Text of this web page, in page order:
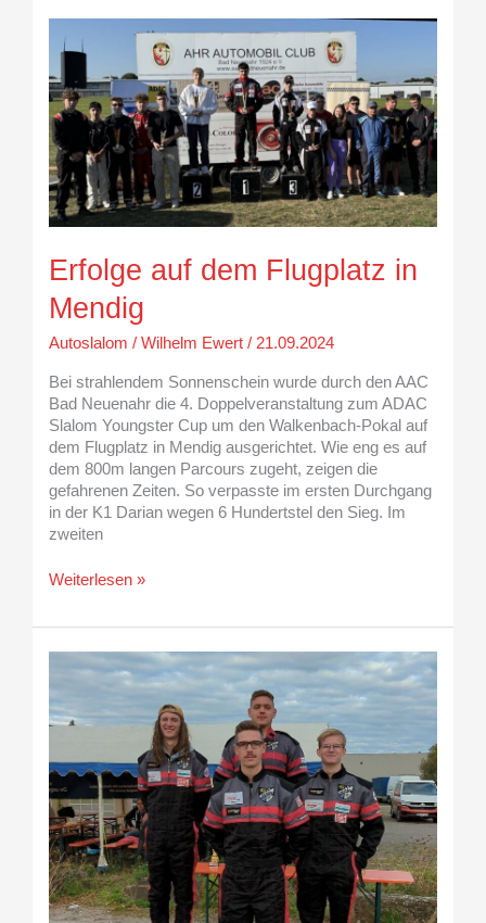
Erfolge auf dem Flugplatz in
Mendig
Autoslalom / Wilhelm Ewert / 21.09.2024
Bei strahlendem Sonnenschein wurde durch den AAC
Bad Neuenahr die 4. Doppelveranstaltung zum ADAC
Slalom Youngster Cup um den Walkenbach-Pokal auf
dem Flugplatz in Mendig ausgerichtet. Wie eng es auf
dem 800m langen Parcours zugeht, zeigen die
gefahrenen Zeiten. So verpasste im ersten Durchgang
in der K1 Darian wegen 6 Hundertstel den Sieg. Im
zweiten
auf
dem
Flugplatz
in
Mendig
Weiterlesen »
Vizerheinlandpfalzmeister